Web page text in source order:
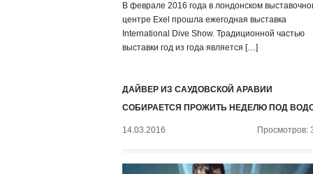
В феврале 2016 года в лондонском
центре Exel прошла ежегодная выставка
International Dive Show. Традиционной частью
выставки год из года является […]
ДАЙВЕР ИЗ САУДОВСКОЙ АРАВИИ
СОБИРАЕТСЯ ПРОЖИТЬ НЕДЕЛЮ ПОД
14.03.2016 Просмотров: